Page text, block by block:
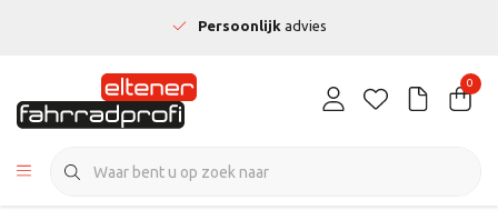
Persoonlijkadvies
0